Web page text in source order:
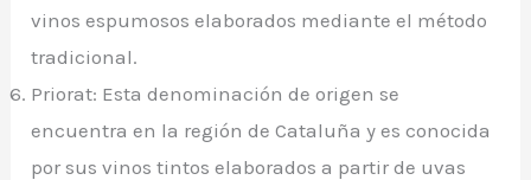
vinos espumosos elaborados mediante el método
tradicional.
Priorat: Esta denominación de origen se
encuentra en la región de Cataluña y es conocida
por sus vinos tintos elaborados a partir de uvas